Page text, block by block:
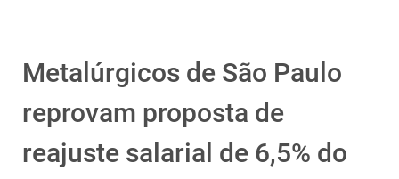
Metalúrgicos de São Paulo
reprovam proposta de
reajuste salarial de 6,5% do